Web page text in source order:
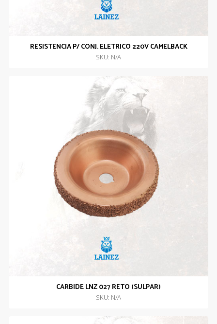
RESISTENCIA P/ CONJ. ELETRICO 220V CAMELBACK
SKU: N/A
CARBIDE LNZ 027 RETO (SULPAR)
SKU: N/A